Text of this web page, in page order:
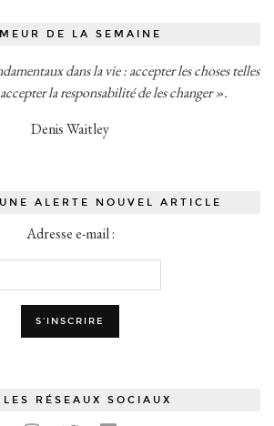
DE LA SEMAINE
dans la vie : accepter les choses telles
la responsabilité de les changer ».
Denis Waitley
ALERTE NOUVEL ARTICLE
Adresse e-mail :
LES RÉSEAUX SOCIAUX